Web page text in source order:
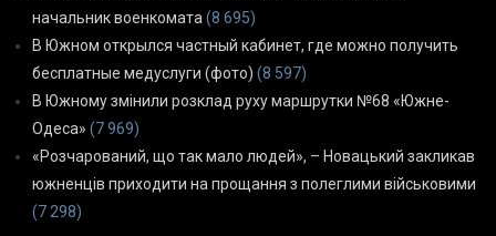
начальник военкомата (8 695)
В Южном открылся частный кабинет, где можно получить
бесплатные медуслуги (фото) (8 597)
В Южному змінили розклад руху маршрутки №68 «Южне-
Одеса» (7 969)
«Розчарований, що так мало людей», – Новацький закликав
южненців приходити на прощання з полеглими військовими
(7 298)